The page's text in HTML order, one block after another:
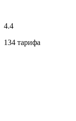
4.4
134 тарифа